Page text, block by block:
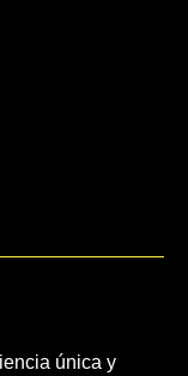
única y